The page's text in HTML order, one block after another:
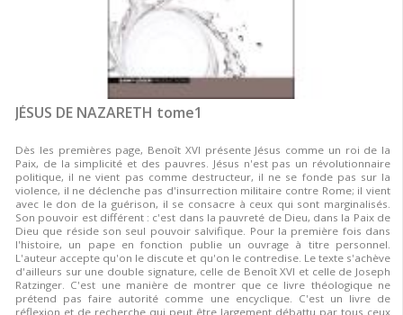
JÉSUS DE NAZARETH tome1
Dès les premières page, Benoît XVI présente Jésus comme un roi de la
Paix, de la simplicité et des pauvres. Jésus n'est pas un révolutionnaire
politique, il ne vient pas comme destructeur, il ne se fonde pas sur la
violence, il ne déclenche pas d'insurrection militaire contre Rome; il vient
avec le don de la guérison, il se consacre à ceux qui sont marginalisés.
Son pouvoir est différent : c'est dans la pauvreté de Dieu, dans la Paix de
Dieu que réside son seul pouvoir salvifique. Pour la première fois dans
l'histoire, un pape en fonction publie un ouvrage à titre personnel.
L'auteur accepte qu'on le discute et qu'on le contredise. Le texte s'achève
d'ailleurs sur une double signature, celle de Benoît XVI et celle de Joseph
Ratzinger. C'est une manière de montrer que ce livre théologique ne
prétend pas faire autorité comme une encyclique. C'est un livre de
réflexion et de recherche qui peut être largement débattu par tous ceux